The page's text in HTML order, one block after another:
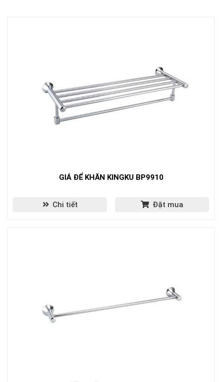
GIÁ ĐỂ KHĂN KINGKU BP9910
Chi tiết Đặt mua